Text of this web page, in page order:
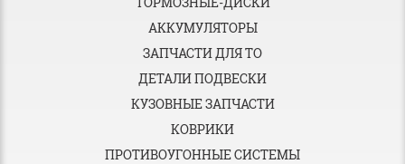
АККУМУЛЯТОРЫ
ЗАПЧАСТИ ДЛЯ ТО
ДЕТАЛИ ПОДВЕСКИ
КУЗОВНЫЕ ЗАПЧАСТИ
КОВРИКИ
ПРОТИВОУГОННЫЕ СИСТЕМЫ